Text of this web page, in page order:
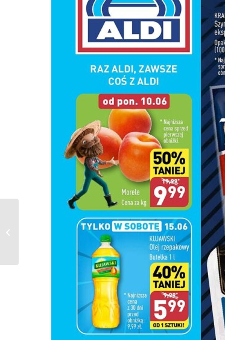
Gazetka ROSSMANN
od 07.06.2024 do